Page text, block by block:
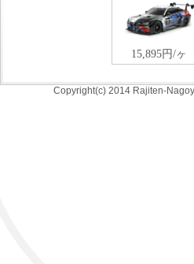
Copyright(c) 2014 Rajiten-